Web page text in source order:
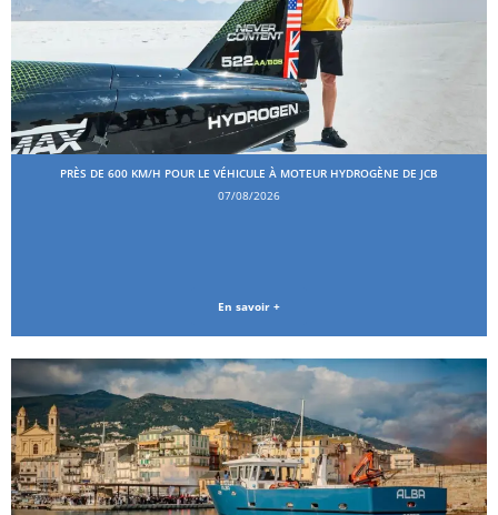
PRÈS DE 600 KM/H POUR LE VÉHICULE À MOTEUR HYDROGÈNE DE JCB
07/08/2026
En savoir +